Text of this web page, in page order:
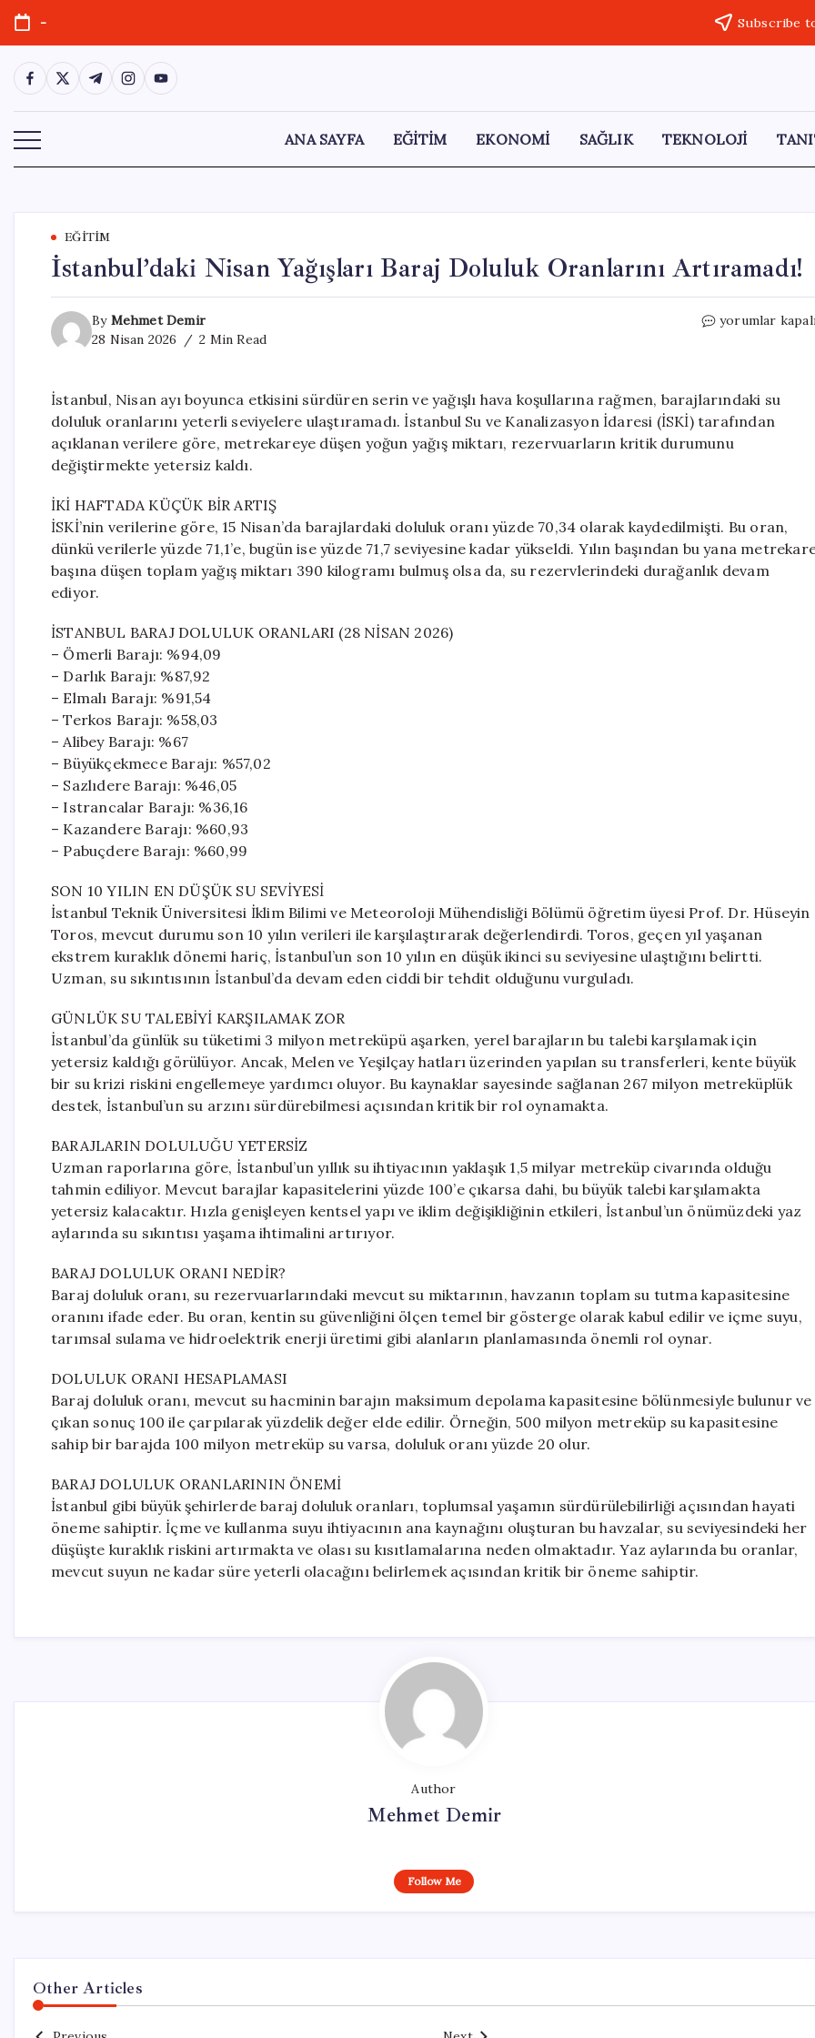
Skip
content
- Subscribe
https://www.facebook.com/
https://twitter.com/
https://t.me/
https://www.instagram.com/
https://youtube.com/
ANA SAYFA EĞİTİM EKONOMİ SAĞLIK TEKNOLOJİ
EĞITIM
İstanbul’daki Nisan Yağışları Baraj Doluluk Oranlarını Artıramadı!
By Mehmet Demir
28 Nisan 2026
2 Min Read
İstanbul’daki
Doluluk
Oranlarını
için
yorumlar
İstanbul, Nisan ayı boyunca etkisini sürdüren serin ve yağışlı hava koşullarına rağmen, barajlarındaki su
doluluk oranlarını yeterli seviyelere ulaştıramadı. İstanbul Su ve Kanalizasyon İdaresi (İSKİ) tarafından
açıklanan verilere göre, metrekareye düşen yoğun yağış miktarı, rezervuarların kritik durumunu
değiştirmekte yetersiz kaldı.
İKİ HAFTADA KÜÇÜK BİR ARTIŞ
İSKİ’nin verilerine göre, 15 Nisan’da barajlardaki doluluk oranı yüzde 70,34 olarak kaydedilmişti. Bu oran,
dünkü verilerle yüzde 71,1’e, bugün ise yüzde 71,7 seviyesine kadar yükseldi. Yılın başından bu yana
başına düşen toplam yağış miktarı 390 kilogramı bulmuş olsa da, su rezervlerindeki durağanlık devam
ediyor.
İSTANBUL BARAJ DOLULUK ORANLARI (28 NİSAN 2026)
– Ömerli Barajı: %94,09
– Darlık Barajı: %87,92
– Elmalı Barajı: %91,54
– Terkos Barajı: %58,03
– Alibey Barajı: %67
– Büyükçekmece Barajı: %57,02
– Sazlıdere Barajı: %46,05
– Istrancalar Barajı: %36,16
– Kazandere Barajı: %60,93
– Pabuçdere Barajı: %60,99
SON 10 YILIN EN DÜŞÜK SU SEVİYESİ
İstanbul Teknik Üniversitesi İklim Bilimi ve Meteoroloji Mühendisliği Bölümü öğretim üyesi Prof. Dr. Hüseyin
Toros, mevcut durumu son 10 yılın verileri ile karşılaştırarak değerlendirdi. Toros, geçen yıl yaşanan
ekstrem kuraklık dönemi hariç, İstanbul’un son 10 yılın en düşük ikinci su seviyesine ulaştığını belirtti.
Uzman, su sıkıntısının İstanbul’da devam eden ciddi bir tehdit olduğunu vurguladı.
GÜNLÜK SU TALEBİYİ KARŞILAMAK ZOR
İstanbul’da günlük su tüketimi 3 milyon metreküpü aşarken, yerel barajların bu talebi karşılamak için
yetersiz kaldığı görülüyor. Ancak, Melen ve Yeşilçay hatları üzerinden yapılan su transferleri, kente büyük
bir su krizi riskini engellemeye yardımcı oluyor. Bu kaynaklar sayesinde sağlanan 267 milyon metreküplük
destek, İstanbul’un su arzını sürdürebilmesi açısından kritik bir rol oynamakta.
BARAJLARIN DOLULUĞU YETERSİZ
Uzman raporlarına göre, İstanbul’un yıllık su ihtiyacının yaklaşık 1,5 milyar metreküp civarında olduğu
tahmin ediliyor. Mevcut barajlar kapasitelerini yüzde 100’e çıkarsa dahi, bu büyük talebi karşılamakta
yetersiz kalacaktır. Hızla genişleyen kentsel yapı ve iklim değişikliğinin etkileri, İstanbul’un önümüzdeki yaz
aylarında su sıkıntısı yaşama ihtimalini artırıyor.
BARAJ DOLULUK ORANI NEDİR?
Baraj doluluk oranı, su rezervuarlarındaki mevcut su miktarının, havzanın toplam su tutma kapasitesine
oranını ifade eder. Bu oran, kentin su güvenliğini ölçen temel bir gösterge olarak kabul edilir ve içme suyu,
tarımsal sulama ve hidroelektrik enerji üretimi gibi alanların planlamasında önemli rol oynar.
DOLULUK ORANI HESAPLAMASI
Baraj doluluk oranı, mevcut su hacminin barajın maksimum depolama kapasitesine bölünmesiyle bulunur ve
çıkan sonuç 100 ile çarpılarak yüzdelik değer elde edilir. Örneğin, 500 milyon metreküp su kapasitesine
sahip bir barajda 100 milyon metreküp su varsa, doluluk oranı yüzde 20 olur.
BARAJ DOLULUK ORANLARININ ÖNEMİ
İstanbul gibi büyük şehirlerde baraj doluluk oranları, toplumsal yaşamın sürdürülebilirliği açısından hayati
öneme sahiptir. İçme ve kullanma suyu ihtiyacının ana kaynağını oluşturan bu havzalar, su seviyesindeki her
düşüşte kuraklık riskini artırmakta ve olası su kısıtlamalarına neden olmaktadır. Yaz aylarında bu oranlar,
mevcut suyun ne kadar süre yeterli olacağını belirlemek açısından kritik bir öneme sahiptir.
Author
Mehmet Demir
Follow Me
Other Articles